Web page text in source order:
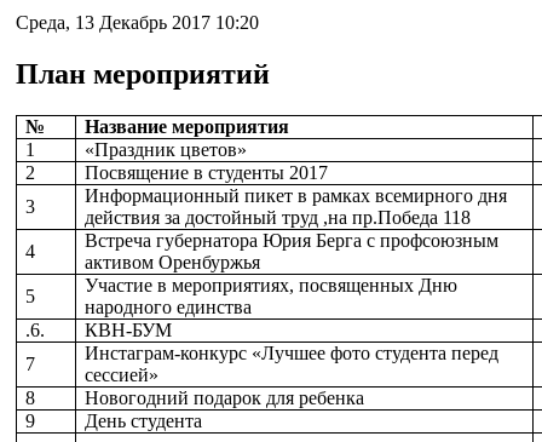
Среда, 13 Декабрь 2017 10:20
План мероприятий
№
Название мероприятия
1
«Праздник цветов»
2
Посвящение в студенты 2017
3
Информационный пикет в рамках всемирного дня
действия за достойный труд ,на пр.Победа 118
4
Встреча губернатора Юрия Берга с профсоюзным
активом Оренбуржья
5
Участие в мероприятиях, посвященных Дню
народного единства
.6.
КВН-БУМ
7
Инстаграм-конкурс «Лучшее фото студента перед
сессией»
8
Новогодний подарок для ребенка
9
День студента